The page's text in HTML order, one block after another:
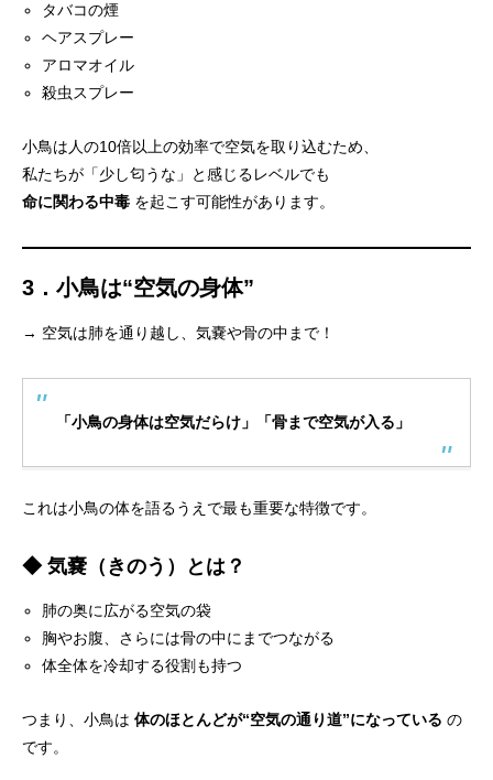
タバコの煙
ヘアスプレー
アロマオイル
殺虫スプレー
小鳥は人の10倍以上の効率で空気を取り込むため、
私たちが「少し匂うな」と感じるレベルでも
命に関わる中毒 を起こす可能性があります。
3．小鳥は“空気の身体”
→ 空気は肺を通り越し、気嚢や骨の中まで！
「小鳥の身体は空気だらけ」「骨まで空気が入る」
これは小鳥の体を語るうえで最も重要な特徴です。
◆ 気嚢（きのう）とは？
肺の奥に広がる空気の袋
胸やお腹、さらには骨の中にまでつながる
体全体を冷却する役割も持つ
つまり、小鳥は 体のほとんどが“空気の通り道”になっている の
です。